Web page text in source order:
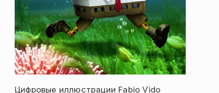
Цифровые иллюстрации Fabio Vido